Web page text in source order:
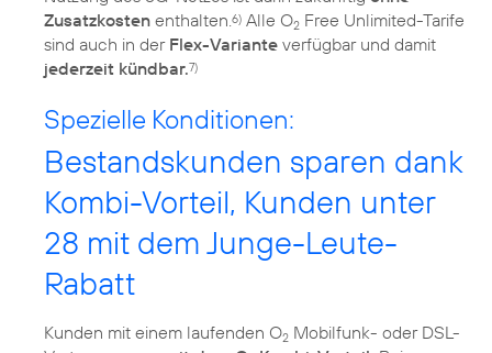
Zusatzkosten enthalten. 6) Alle O2 Free Unlimited-Tarife
sind auch in der Flex-Variante verfügbar und damit
jederzeit kündbar.7)
Spezielle Konditionen:
Bestandskunden sparen dank
Kombi-Vorteil, Kunden unter
28 mit dem Junge-Leute-
Rabatt
Kunden mit einem laufenden O2 Mobilfunk- oder DSL-